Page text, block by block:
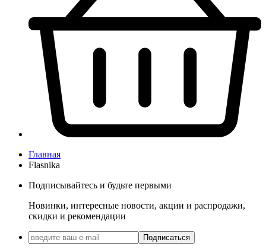
Главная
Flasnika
Подписывайтесь и будьте первыми
Новинки, интересные новости, акции и распродажи,
скидки и рекомендации
Подписаться